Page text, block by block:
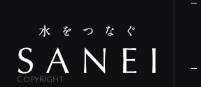
Copyright